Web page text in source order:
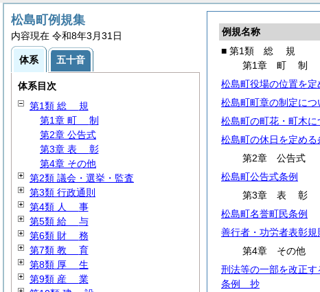
例規名称
■ 第1類 総 規
第1章 町制
松島町役場の位置を定
松島町町章の制定につ
松島町の町花・町木に
松島町の休日を定める
第2章 公告式
松島町公告式条例
第3章 表彰
松島町名誉町民条例
善行者・功労者表彰規
第4章 その他
刑法等の一部を改正
条例 抄
松島町例規集
内容現在 令和8年3月31日
体系 五十音
体系目次
第1類 総 規
第1章 町 制
第2章 公告式
第3章 表 彰
第4章 その他
第2類 議会・選挙・監査
第3類 行政通則
第4類 人 事
第5類 給 与
第6類 財 務
第7類 教 育
第8類 厚 生
第9類 産 業